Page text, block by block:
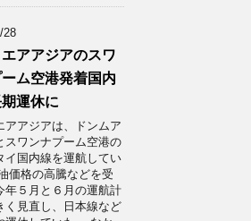
28
アアジアのスワ
ム空港発着国内
運休に
アアジアは、ドンムア
スワンナプーム空港の
イ国内線を運航してい
価格の高騰などを受
年５月と６月の運航計
く見直し、日本線など